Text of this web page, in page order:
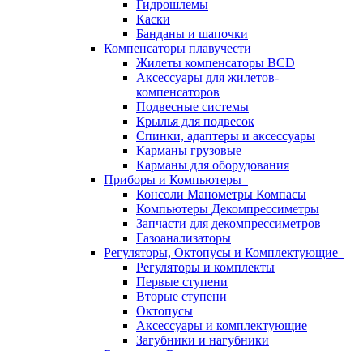
Гидрошлемы
Каски
Банданы и шапочки
Компенсаторы плавучести
Жилеты компенсаторы BCD
Аксессуары для жилетов-
компенсаторов
Подвесные системы
Крылья для подвесок
Спинки, адаптеры и аксессуары
Карманы грузовые
Карманы для оборудования
Приборы и Компьютеры
Консоли Манометры Компасы
Компьютеры Декомпрессиметры
Запчасти для декомпрессиметров
Газоанализаторы
Регуляторы, Октопусы и Комплектующие
Регуляторы и комплекты
Первые ступени
Вторые ступени
Октопусы
Аксессуары и комплектующие
Загубники и нагубники